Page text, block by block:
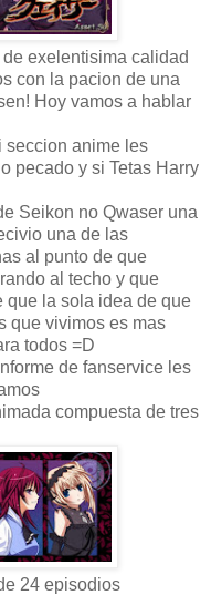
exelentisima calidad
con la pacion de una
Hoy vamos a hablar
seccion anime les
pecado y si Tetas Harry
Seikon no Qwaser una
una de las
al punto de que
al techo y que
que la sola idea de que
que vivimos es mas
todos =D
de fanservice les
compuesta de tres
24 episodios